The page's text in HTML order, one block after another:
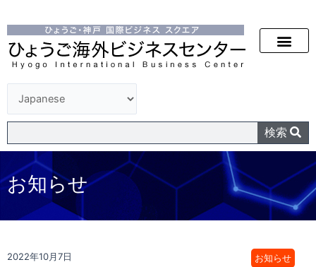
検索
お知らせ
2022年10月7日 お知らせ